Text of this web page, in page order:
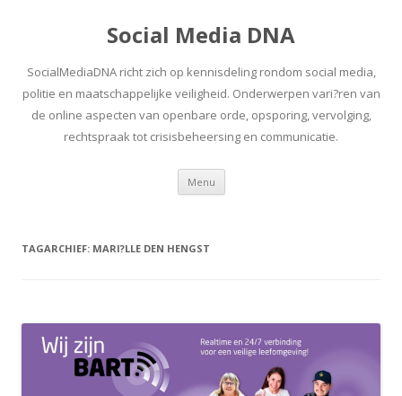
Social Media DNA
SocialMediaDNA richt zich op kennisdeling rondom social media,
politie en maatschappelijke veiligheid. Onderwerpen vari?ren van
de online aspecten van openbare orde, opsporing, vervolging,
rechtspraak tot crisisbeheersing en communicatie.
Menu Spring
inhoud
TAGARCHIEF: MARI?LLE DEN HENGST